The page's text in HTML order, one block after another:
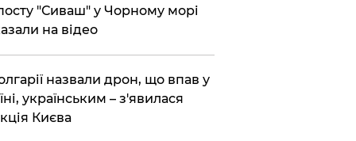
"Сиваш" у Чорному морі
на відео
назвали дрон, що впав у
українським – з'явилася
Києва